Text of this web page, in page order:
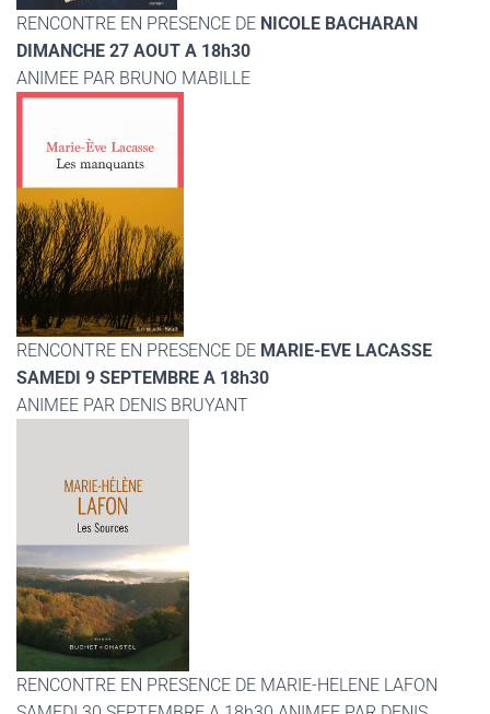
RENCONTRE EN PRESENCE DE NICOLE BACHARAN
DIMANCHE 27 AOUT A 18h30
ANIMEE PAR BRUNO MABILLE
RENCONTRE EN PRESENCE DE MARIE-EVE LACASSE
SAMEDI 9 SEPTEMBRE A 18h30
ANIMEE PAR DENIS BRUYANT
RENCONTRE EN PRESENCE DE MARIE-HELENE LAFON